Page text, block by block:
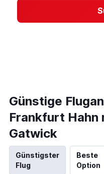
Günstige
Frankfurt Hahn
Gatwick
Günstigster
Flug
Beste
Option